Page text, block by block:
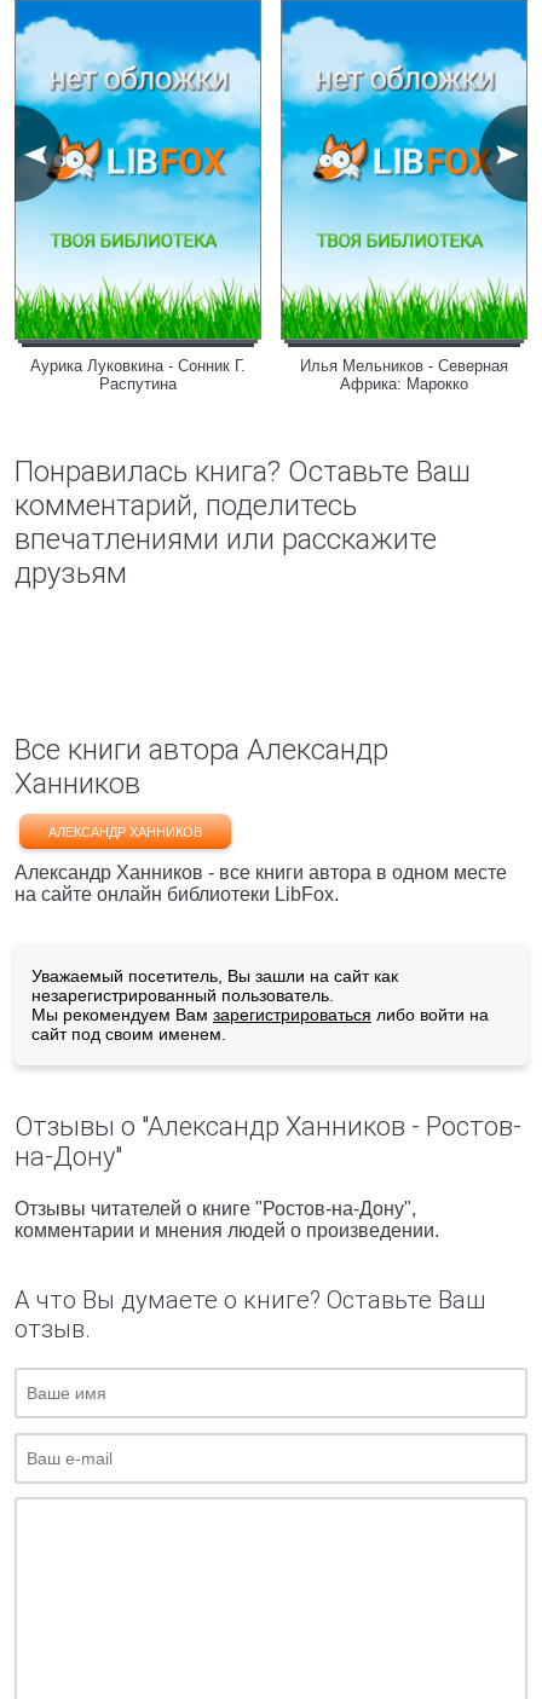
Аурика Луковкина - Сонник Г.
Распутина
Илья Мельников - Северная
Африка: Марокко
Понравилась книга? Оставьте Ваш
комментарий, поделитесь
впечатлениями или расскажите
друзьям
Все книги автора Александр
Ханников
АЛЕКСАНДР ХАННИКОВ
Александр Ханников - все книги автора в одном месте
на сайте онлайн библиотеки LibFox.
Уважаемый посетитель, Вы зашли на сайт как
незарегистрированный пользователь.
Мы рекомендуем Вам зарегистрироваться либо войти на
сайт под своим именем.
Отзывы о "Александр Ханников - Ростов-
на-Дону"
Отзывы читателей о книге "Ростов-на-Дону",
комментарии и мнения людей о произведении.
А что Вы думаете о книге? Оставьте Ваш
отзыв.